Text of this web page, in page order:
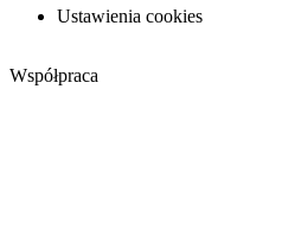
Ustawienia cookies
Współpraca